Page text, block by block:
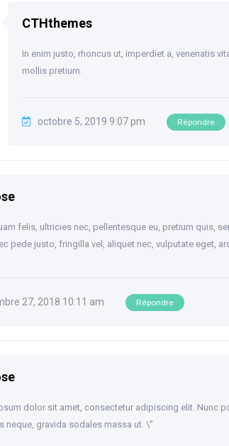
CTHthemes
In enim justo, rhoncus ut, imperdiet a, venenatis
mollis pretium.
octobre 5, 2019 9:07 pm Répondre
felis, ultricies nec, pellentesque eu, pretium quis,
pede justo, fringilla vel, aliquet nec, vulputate eget,
27, 2018 10:11 am Répondre
dolor sit amet, consectetur adipiscing elit. Nunc
neque, gravida sodales massa ut. \”